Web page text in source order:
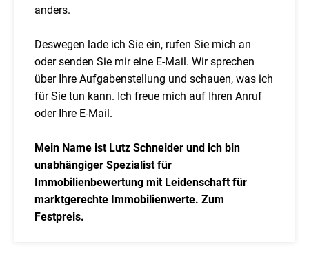
anders.
Deswegen lade ich Sie ein, rufen Sie mich an
oder senden Sie mir eine E-Mail. Wir sprechen
über Ihre Aufgabenstellung und schauen, was ich
für Sie tun kann. Ich freue mich auf Ihren Anruf
oder Ihre E-Mail.
Mein Name ist Lutz Schneider und ich bin
unabhängiger Spezialist für
Immobilienbewertung mit Leidenschaft für
marktgerechte Immobilienwerte. Zum
Festpreis.